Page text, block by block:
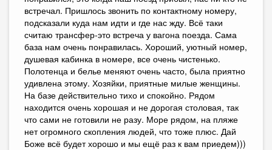
встречал. Пришлось звонить по контактному номеру,
подсказали куда нам идти и где нас жду. Всё таки
считаю трансфер-это встреча у вагона поезда. Сама
база нам очень понравилась. Хороший, уютный номер,
душевая кабинка в номере, все очень чистенько.
Полотенца и белье меняют очень часто, была приятно
удивлена этому. Хозяйки, приятные милые женщины.
На базе действительно тихо и спокойно. Рядом
находится очень хорошая и не дорогая столовая, так
что сами не готовили не разу. Море рядом, на пляже
нет огромного скопления людей, что тоже плюс. Дай
Боже всё будет хорошо и мы ещё раз к вам приедем)))